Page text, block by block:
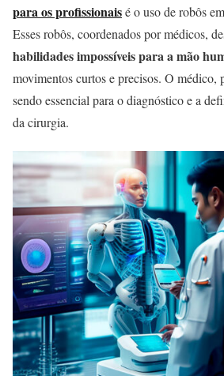
para os profissionaisé o uso de robôs
Esses robôs, coordenados por médicos,
habilidades impossíveis para a mão
movimentos curtos e precisos. O médico,
sendo essencial para o diagnóstico e a
da cirurgia.